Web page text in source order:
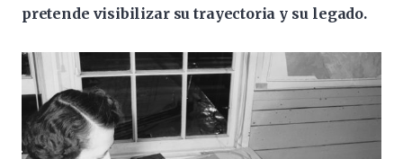
pretende visibilizar su trayectoria y su legado.